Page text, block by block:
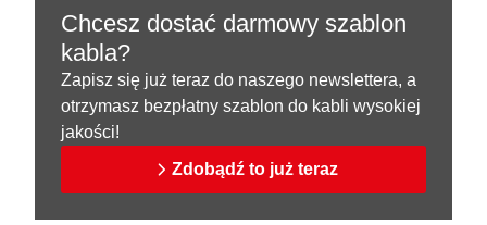
Chcesz dostać darmowy szablon
kabla?
Zapisz się już teraz do naszego newslettera, a
otrzymasz bezpłatny szablon do kabli wysokiej
jakości!
Zdobądź to już teraz